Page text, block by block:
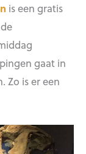
is een gratis
gaat in
Zo is er een